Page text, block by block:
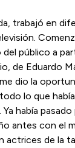
trabajó en
público a
de Eduardo
dio la
lo que
había
antes con el
actrices de la